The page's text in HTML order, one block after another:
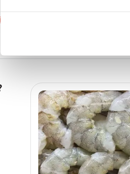
pentru a scrie o recenzie.